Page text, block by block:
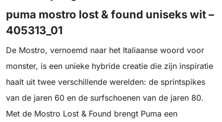
puma mostro lost & found uniseks wit –
405313_01
De Mostro, vernoemd naar het Italiaanse woord voor
monster, is een unieke hybride creatie die zijn inspiratie
haalt uit twee verschillende werelden: de sprintspikes
van de jaren 60 en de surfschoenen van de jaren 80.
Met de Mostro Lost & Found brengt Puma een